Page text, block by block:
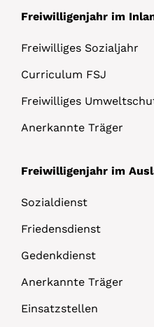
Freiwilligenjahr im
Freiwilliges Sozialjahr
Curriculum FSJ
Freiwilliges
Anerkannte Träger
Freiwilligenjahr im
Sozialdienst
Friedensdienst
Gedenkdienst
Anerkannte Träger
Einsatzstellen